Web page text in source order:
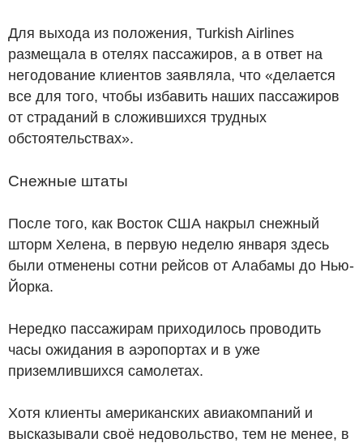
Для выхода из положения, Turkish Airlines
размещала в отелях пассажиров, а в ответ на
негодование клиентов заявляла, что «делается
все для того, чтобы избавить наших пассажиров
от страданий в сложившихся трудных
обстоятельствах».
Снежные штаты
После того, как Восток США накрыл снежный
шторм Хелена, в первую неделю января здесь
были отменены сотни рейсов от Алабамы до Нью-
Йорка.
Нередко пассажирам приходилось проводить
часы ожидания в аэропортах и в уже
приземлившихся самолетах.
Хотя клиенты американских авиакомпаний и
высказывали своё недовольство, тем не менее, в